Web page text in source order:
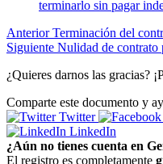
terminarlo sin pagar
Anterior Terminación del
Siguiente Nulidad de contrato
¿Quieres darnos las gracias?
Comparte este documento y
Twitter
LinkedIn
¿Aún no tienes cuenta en
El registro es completamente